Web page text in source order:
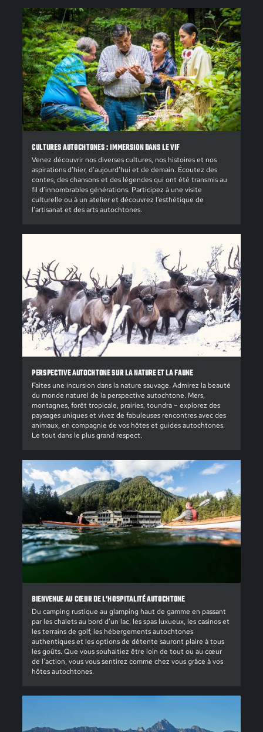
CULTURES AUTOCHTONES : IMMERSION DANS LE VIF
Venez découvrir nos diverses cultures, nos histoires et nos
aspirations d’hier, d’aujourd’hui et de demain. Écoutez des
contes, des chansons et des légendes qui ont été transmis au
fil d’innombrables générations. Participez à une visite
culturelle ou à un atelier et découvrez l’esthétique de
l’artisanat et des arts autochtones.
PERSPECTIVE AUTOCHTONE SUR LA NATURE ET LA FAUNE
Faites une incursion dans la nature sauvage. Admirez la beauté
du monde naturel de la perspective autochtone. Mers,
montagnes, forêt tropicale, prairies, toundra – explorez des
paysages uniques et vivez de fabuleuses rencontres avec des
animaux, en compagnie de vos hôtes et guides autochtones.
Le tout dans le plus grand respect.
BIENVENUE AU CŒUR DE L’HOSPITALITÉ AUTOCHTONE
Du camping rustique au glamping haut de gamme en passant
par les chalets au bord d’un lac, les spas luxueux, les casinos et
les terrains de golf, les hébergements autochtones
authentiques et les options de détente sauront plaire à tous
les goûts. Que vous souhaitiez être loin de tout ou au cœur
de l'action, vous vous sentirez comme chez vous grâce à vos
hôtes autochtones.